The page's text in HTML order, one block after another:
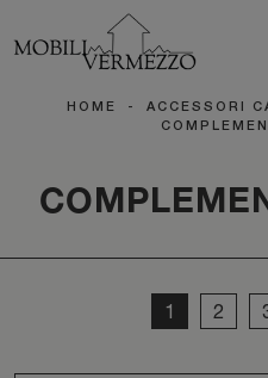
HOME - ACCESSORI
1 2